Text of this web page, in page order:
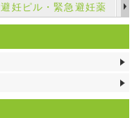
避妊ピル・緊急避妊薬